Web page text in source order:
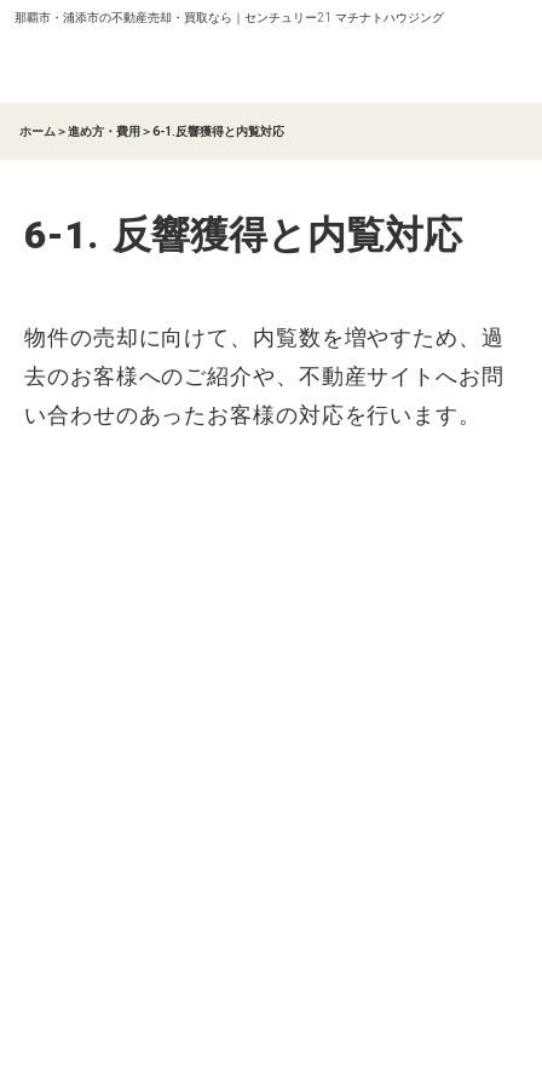
那覇市・浦添市の不動産売却・買取なら｜センチュリー21 マチナトハウジング
ホーム ＞進め方・費用 ＞6-1.反響獲得と内覧対応
6-1. 反響獲得と内覧対応
物件の売却に向けて、内覧数を増やすため、過
去のお客様へのご紹介や、不動産サイトへお問
い合わせのあったお客様の対応を行います。